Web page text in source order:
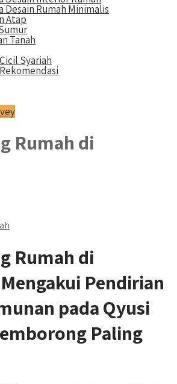
Desain Rumah Minimalis
Atap
Tanah
Syariah
Rumah di
Rumah di
Pendirian
pada Qyusi
Paling